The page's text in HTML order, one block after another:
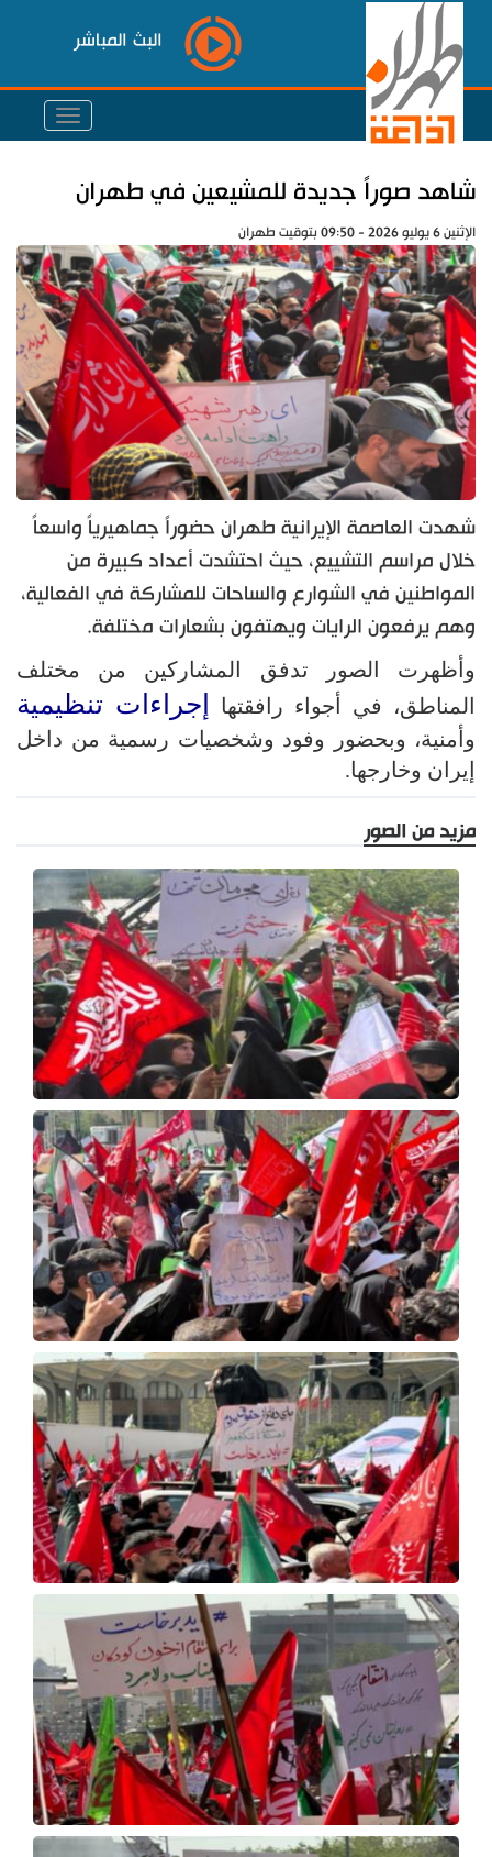
البث المباشر
شاهد صوراً جديدة للمشيعين في طهران
الإثنين 6 يوليو 2026 - 09:50 بتوقيت طهران
شهدت العاصمة الإيرانية طهران حضوراً جماهيرياً واسعاً
خلال مراسم التشييع، حيث احتشدت أعداد كبيرة من
المواطنين في الشوارع والساحات للمشاركة في الفعالية،
وهم يرفعون الرايات ويهتفون بشعارات مختلفة.
وأظهرت الصور تدفق المشاركين من مختلف
المناطق، في أجواء رافقتها
إجراءات تنظيمية
وأمنية، وبحضور وفود وشخصيات رسمية من داخل
إيران وخارجها.
مزيد من الصور